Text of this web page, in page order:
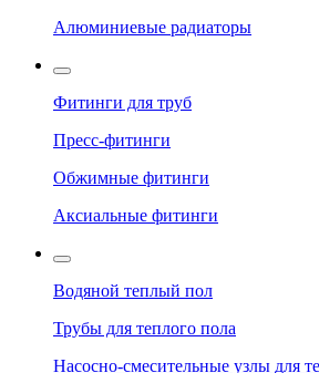
Алюминиевые радиаторы
Фитинги для труб
Пресс-фитинги
Обжимные фитинги
Аксиальные фитинги
Водяной теплый пол
Трубы для теплого пола
Насосно-смесительные узлы для